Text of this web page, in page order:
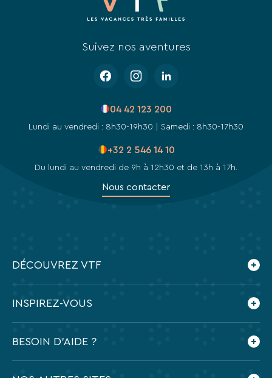
Suivez nos aventures
04 42 123 200
Lundi au vendredi : 8h30-19h30 | Samedi : 8h30-17h30
+32 2 546 14 10
Du lundi au vendredi de 9h à 12h30 et de 13h à 17h.
Nous contacter
DÉCOUVREZ VTF
Les villages vacances VTF
Nos agences
INSPIREZ-VOUS
Feuilleter nos brochures
BESOIN D'AIDE ?